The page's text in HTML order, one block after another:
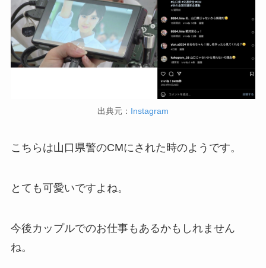
出典元： Instagram
こちらは山口県警のCMにされた時のようです。
とても可愛いですよね。
今後カップルでのお仕事もあるかもしれません
ね。